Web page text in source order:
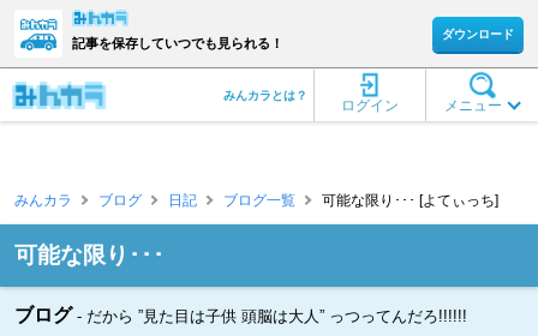
記事を保存していつでも見られる！
ダウンロード
メニュー
ログイン
みんカラとは？
みんカラ ブログ 日記 ブログ一覧 可能な限り･･･ [よてぃっち]
可能な限り･･･
ブログ だから ”見た目は子供 頭脳は大人” っつってんだろ!!!!!!